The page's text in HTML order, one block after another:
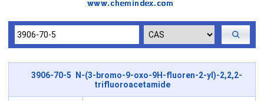
3906-70-5 N-(3-bromo-9-oxo-9H-fluoren-2-yl)-2,2,2-
trifluoroacetamide